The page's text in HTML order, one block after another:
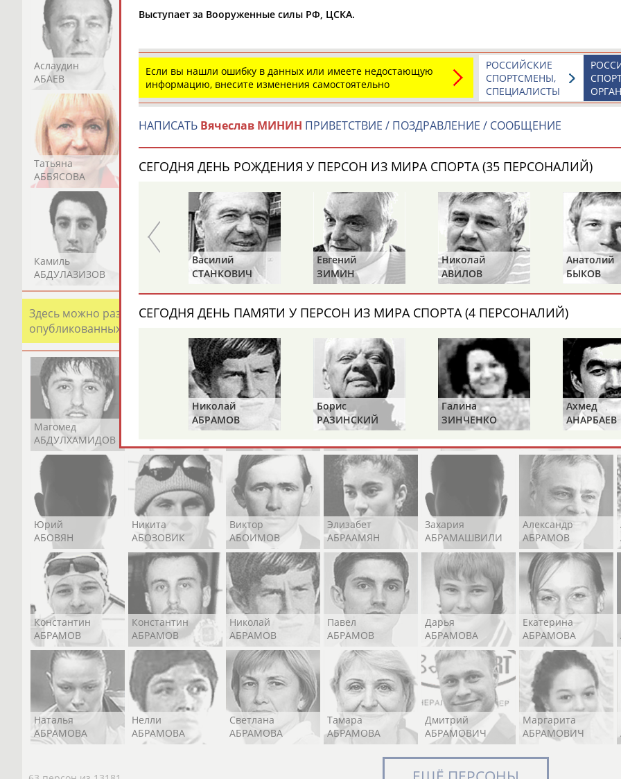
Аслаудин
АБАЕВ
Елена
АБАИМОВА
Мария
АБАКУМОВА
АБАЛАКИНА
АБАРЕНОВ
Тамилла
АБАСОВА
Татьяна
АББЯСОВА
Акжана
АБДИКАРИМОВА
Артур
АБДРАХМАНОВ
Каримжан
Аделя
АБДРАХМАНОВА
Андрей
Камиль
АБДУЛАЗИЗОВ
АБДУЛБЕКОВ
Камалудин
АБДУЛДАУДОВ
Абдула
АБДУЛЖАЛИЛОВ
Магомед
АБДУЛКАГИРОВ
Назир
АБДУЛЛАЕВ
Здесь можно разместить информацию о хорошо известном спортсмене, тренере, специалисте или
опубликованных записях. Страна должна знать своих героев! Герои спорта - это одни из главных патриотов
Магомед
АБДУЛХАМИДОВ
Адлан
Рустам
Магомед
Нурлан
Юрий
АБОВЯН
Никита
АБОЗОВИК
Виктор
АБОИМОВ
Элизабет
АБРААМЯН
Захария
АБРАМАШВИЛИ
Александр
АБРАМОВ
Константин
АБРАМОВ
Константин
АБРАМОВ
Николай
АБРАМОВ
Павел
АБРАМОВ
Дарья
АБРАМОВА
Екатерина
АБРАМОВА
Наталья
АБРАМОВА
Нелли
АБРАМОВА
Светлана
АБРАМОВА
Тамара
АБРАМОВА
Дмитрий
АБРАМОВИЧ
Маргарита
АБРАМОВИЧ
Выступает за Вооруженные силы РФ, ЦСКА.
Если вы нашли ошибку в данных или имеете недостающую
информацию, внесите изменения самостоятельно
РОССИЙСКИЕ
СПОРТСМЕНЫ,
СПЕЦИАЛИСТЫ
НАПИСАТЬ Вячеслав МИНИН ПРИВЕТСТВИЕ / ПОЗДРАВЛЕНИЕ / СООБЩЕНИЕ
СЕГОДНЯ ДЕНЬ РОЖДЕНИЯ У ПЕРСОН ИЗ МИРА СПОРТА (35 ПЕРСОНАЛИЙ)
Виктор
БАЖЕНОВ
Василий
СТАНКОВИЧ
Евгений
ЗИМИН
Николай
АВИЛОВ
Анатолий
БЫКОВ
СЕГОДНЯ ДЕНЬ ПАМЯТИ У ПЕРСОН ИЗ МИРА СПОРТА (4 ПЕРСОНАЛИЙ)
Николай
АБРАМОВ
Борис
РАЗИНСКИЙ
Галина
ЗИНЧЕНКО
Ахмед
АНАРБАЕВ